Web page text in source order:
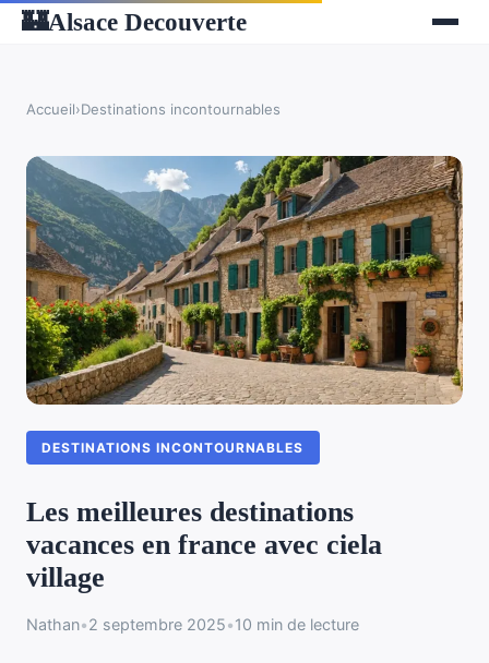
🏰Alsace Decouverte
Accueil›Destinations incontournables
DESTINATIONS INCONTOURNABLES
Les meilleures destinations
vacances en france avec ciela
village
Nathan•2 septembre 2025•10 min de lecture